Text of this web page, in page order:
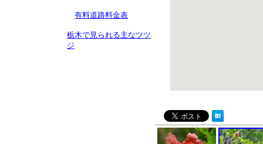
有料道路料金表
栃木で見られる主なツツ
ジ